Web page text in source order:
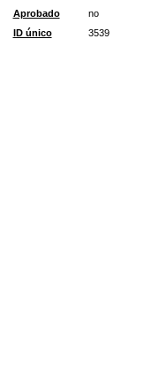
Aprobado
no
ID único
3539